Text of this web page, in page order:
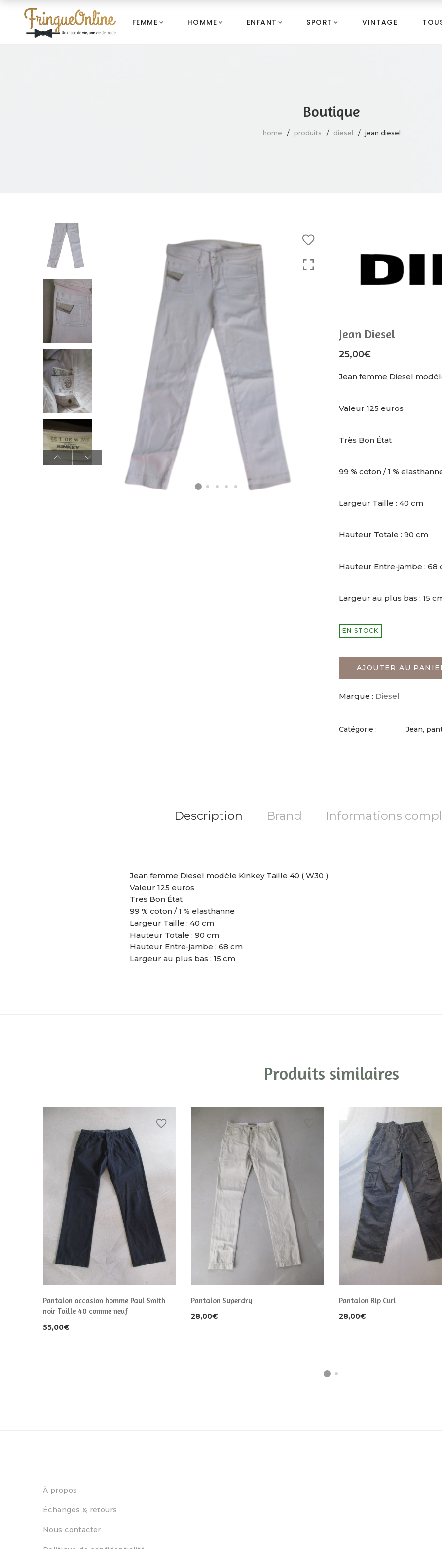
FEMME HOMME ENFANT SPORT VINTAGE
Boutique
home produits diesel jean diesel
Jean Diesel
25,00€
Jean femme Diesel
Valeur 125 euros
Très Bon État
99 % coton / 1 %
Largeur Taille : 40 cm
Hauteur Totale : 90 cm
Hauteur Entre-jambe : 68
Largeur au plus bas : 15
EN STOCK
AJOUTER AU
Marque : Diesel
Catégorie : Jean,
Description Brand Informations
Jean femme Diesel modèle Kinkey Taille 40 ( W30 )
Valeur 125 euros
Très Bon État
99 % coton / 1 % elasthanne
Largeur Taille : 40 cm
Hauteur Totale : 90 cm
Hauteur Entre-jambe : 68 cm
Largeur au plus bas : 15 cm
Produits similaires
Pantalon occasion homme Paul Smith
noir Taille 40 comme neuf
55,00€
Pantalon Superdry
28,00€
Pantalon Rip Curl
28,00€
À propos
Échanges & retours
Nous contacter